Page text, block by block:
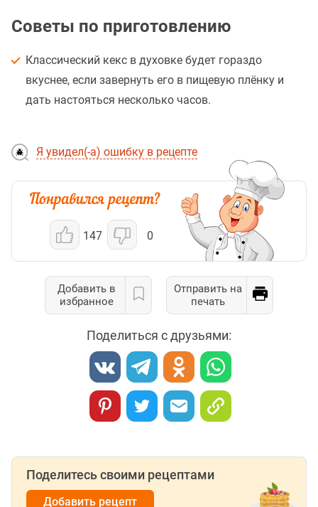
Советы по приготовлению
Классический кекс в духовке будет гораздо
вкуснее, если завернуть его в пищевую плёнку и
дать настояться несколько часов.
Я увидел(-а) ошибку в рецепте
147 0
Добавить в
избранное
Отправить на
печать
Поделиться с друзьями:
Поделитесь своими рецептами
Добавить рецепт